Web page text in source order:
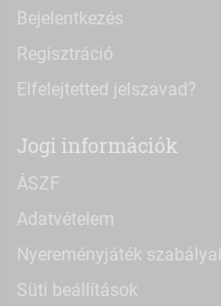
Bejelentkezés
Regisztráció
Elfelejtetted jelszavad?
Jogi információk
ÁSZF
Adatvételem
Nyereményjáték szabályai
Süti beállítások